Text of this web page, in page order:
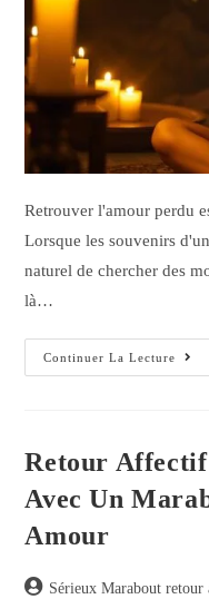
Retrouver l'amour perdu
Lorsque les souvenirs
naturel de chercher des
là…
Continuer La Lecture
Retour
Avec Un
Amour
Sérieux Marabout